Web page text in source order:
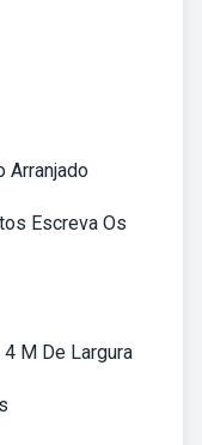
Arranjado
Escreva Os
M De Largura